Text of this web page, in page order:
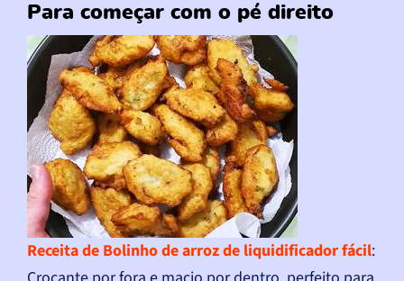
Para começar com o pé direito
Receita de Bolinho de arroz de liquidificador fácil: